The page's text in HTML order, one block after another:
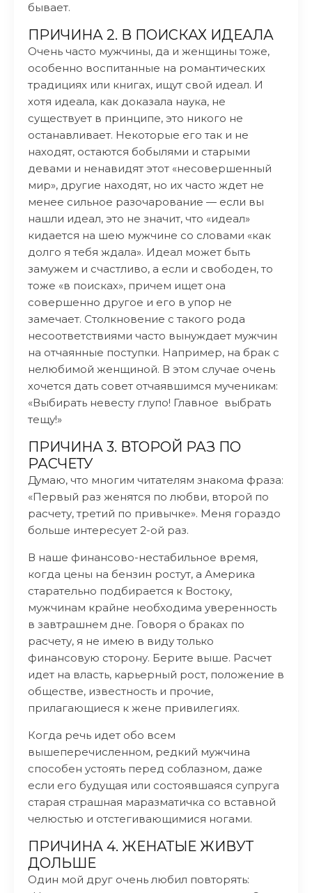
бывает.
ПРИЧИНА 2. В ПОИСКАХ ИДЕАЛА
Очень часто мужчины, да и женщины тоже,
особенно воспитанные на романтических
традициях или книгах, ищут свой идеал. И
хотя идеала, как доказала наука, не
существует в принципе, это никого не
останавливает. Некоторые его так и не
находят, остаются бобылями и старыми
девами и ненавидят этот «несовершенный
мир», другие находят, но их часто ждет не
менее сильное разочарование — если вы
нашли идеал, это не значит, что «идеал»
кидается на шею мужчине со словами «как
долго я тебя ждала». Идеал может быть
замужем и счастливо, а если и свободен, то
тоже «в поисках», причем ищет она
совершенно другое и его в упор не
замечает. Столкновение с такого рода
несоответствиями часто вынуждает мужчин
на отчаянные поступки. Например, на брак с
нелюбимой женщиной. В этом случае очень
хочется дать совет отчаявшимся мученикам:
«Выбирать невесту глупо! Главное выбрать
тещу!»
ПРИЧИНА 3. ВТОРОЙ РАЗ ПО
РАСЧЕТУ
Думаю, что многим читателям знакома фраза:
«Первый раз женятся по любви, второй по
расчету, третий по привычке». Меня гораздо
больше интересует 2-ой раз.
В наше финансово-нестабильное время,
когда цены на бензин ростут, а Америка
старательно подбирается к Востоку,
мужчинам крайне необходима уверенность
в завтрашнем дне. Говоря о браках по
расчету, я не имею в виду только
финансовую сторону. Берите выше. Расчет
идет на власть, карьерный рост, положение в
обществе, известность и прочие,
прилагающиеся к жене привилегиях.
Когда речь идет обо всем
вышеперечисленном, редкий мужчина
способен устоять перед соблазном, даже
если его будущая или состоявшаяся супруга
старая страшная маразматичка со вставной
челюстью и отстегивающимися ногами.
ПРИЧИНА 4. ЖЕНАТЫЕ ЖИВУТ
ДОЛЬШЕ
Один мой друг очень любил повторять: